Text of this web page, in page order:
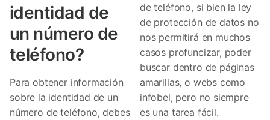
identidad de
un número de
teléfono?
Para obtener información
sobre la identidad de un
número de teléfono, debes
de teléfono, si bien la ley
de protección de datos no
nos permitirá en muchos
casos profuncizar, poder
buscar dentro de páginas
amarillas, o webs como
infobel, pero no siempre
es una tarea fácil.